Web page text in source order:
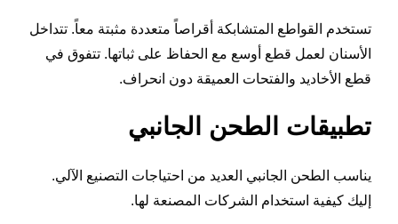
تستخدم القواطع المتشابكة أقراصاً متعددة مثبتة معاً. تتداخل
الأسنان لعمل قطع أوسع مع الحفاظ على ثباتها. تتفوق في
قطع الأخاديد والفتحات العميقة دون انحراف.
تطبيقات الطحن الجانبي
يناسب الطحن الجانبي العديد من احتياجات التصنيع الآلي.
إليك كيفية استخدام الشركات المصنعة لها.